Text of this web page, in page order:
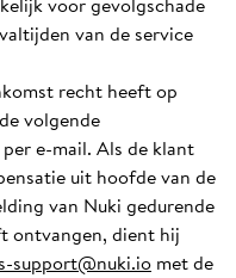
van de service
recht heeft op
volgende
e-mail. Als de klant
uit hoofde van de
van Nuki gedurende
ontvangen, dient hij
support@nuki.io met de